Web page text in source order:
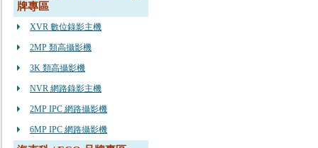
牌專區
XVR 數位錄影主機
2MP 類高攝影機
3K 類高攝影機
NVR 網路錄影主機
2MP IPC 網路攝影機
6MP IPC 網路攝影機